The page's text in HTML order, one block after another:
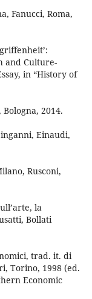
Fanucci, Roma,
and Culture-
in “History of
2014.
Einaudi,
Rusconi,
la
Bollati
trad. it. di
Torino, 1998 (ed.
Economic